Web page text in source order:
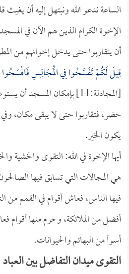
الساعة ندعو الله ونبتهل إليه أن يغيث
الإخوة الكرام الذين هم الآن في
أن يتقاربوا حتى يدخل إخوانهم من
قِيلَ لَكُمْ تَفَسَّحُوا فِي الْمَجَالِسِ
[المجادلة:11] بإمكان المسجد
حضر، فتقاربوا حتى لا يبقى مكان،
يكون الخير.
أيها الإخوة في الله: التقوى والخشية
هي المجالات التي تسابق فيها
فيها الناس، فعاش أقوام في القمم من
أفضل من الملائكة، وحرم منها أقوام
أسوأ من البهائم والحيوانات.
التقوى ميدان التفاضل بين العباد